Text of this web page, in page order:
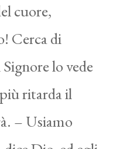
cuore,
Cerca di
lo vede
ritarda il
– Usiamo